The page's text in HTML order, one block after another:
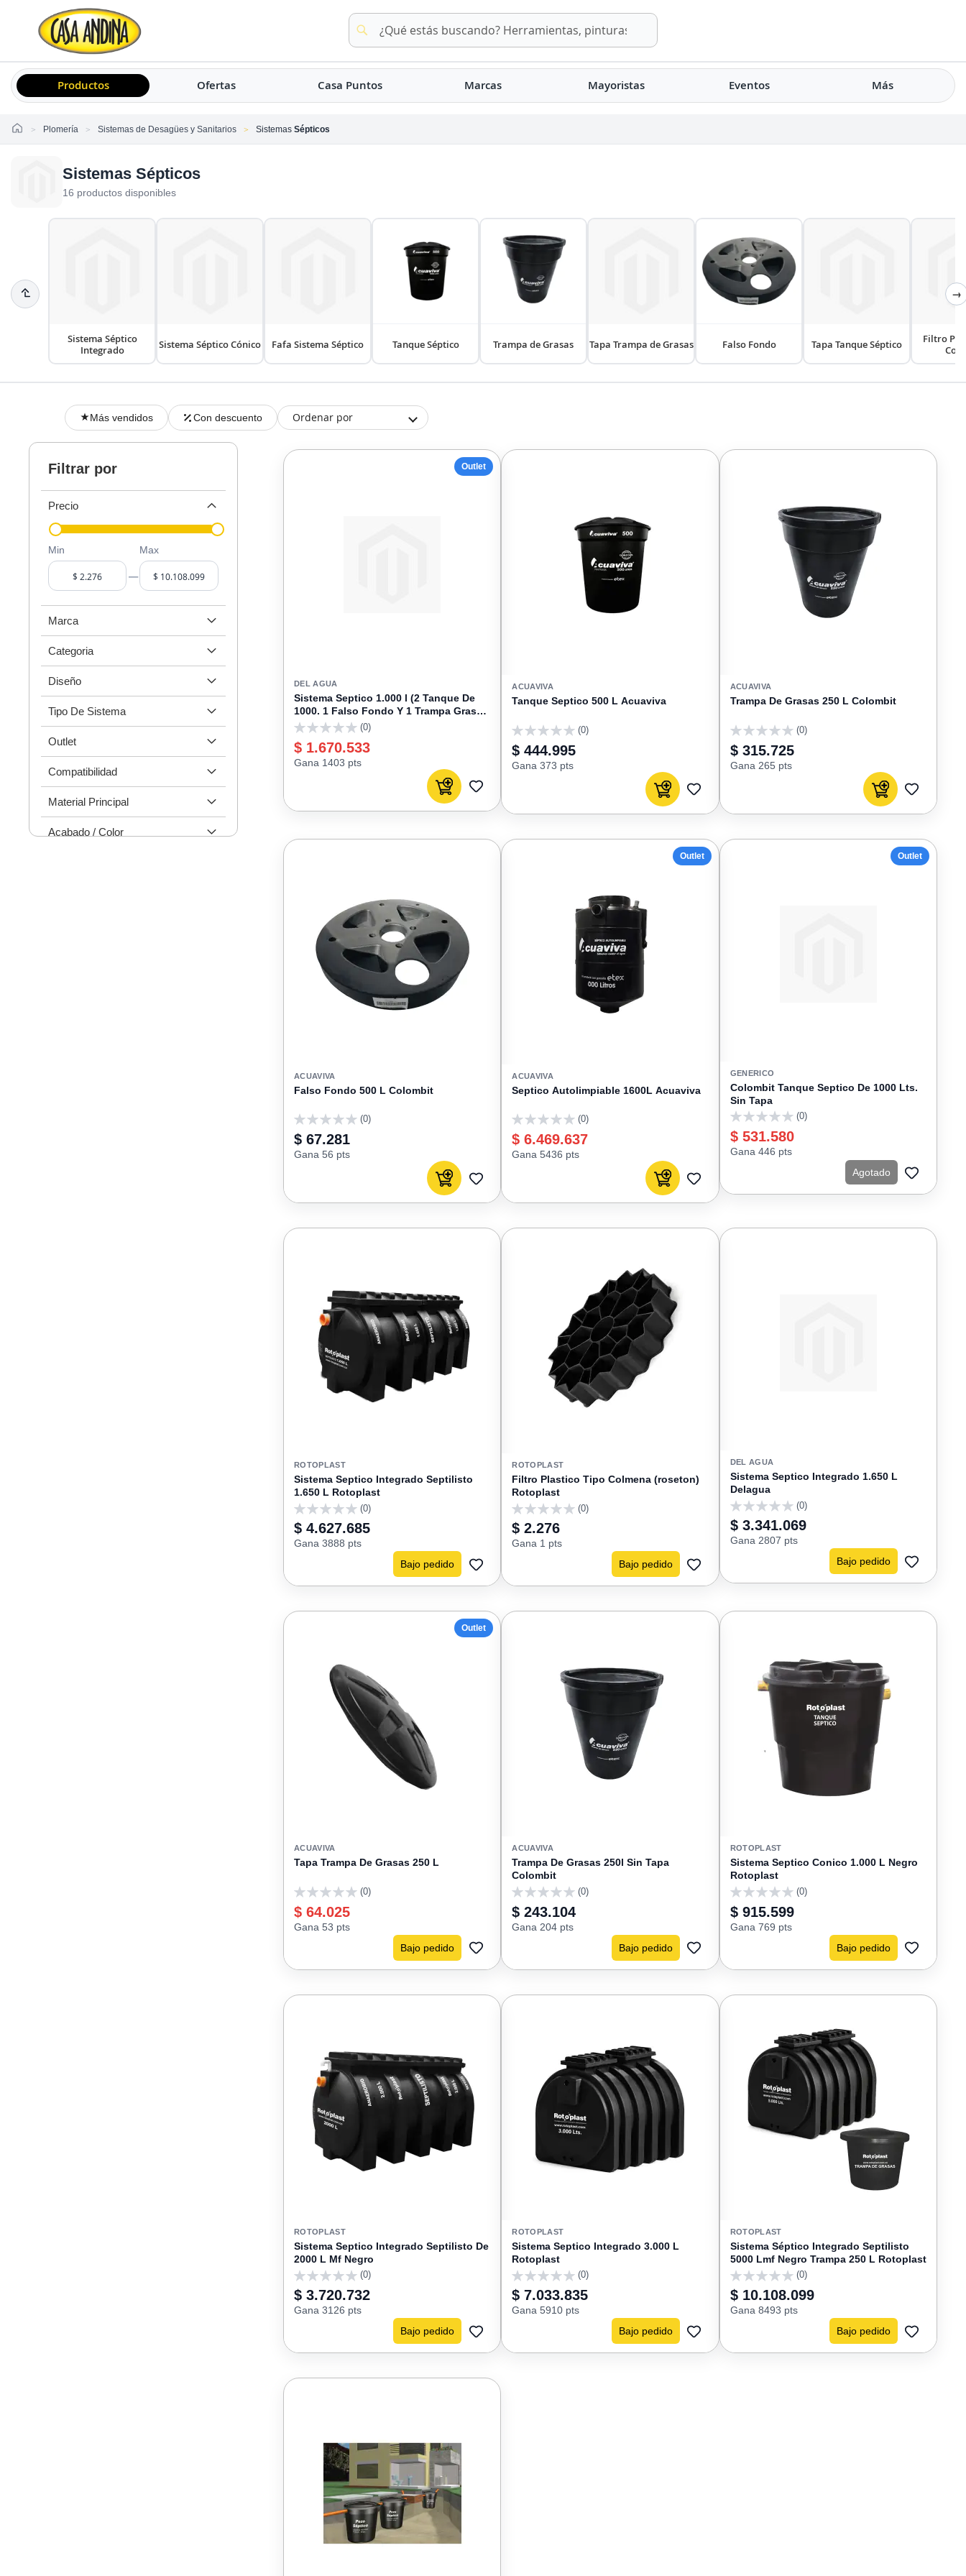
Buscar
Buscar
Productos Ofertas Casa Puntos Marcas Mayoristas Eventos Más
HomePlomería Sistemas de Desagües y Sanitarios Sistemas Sépticos
Sistemas Sépticos
16 productos disponibles
Sistema Séptico
Integrado
Sistema Séptico Cónico Fafa Sistema Séptico Tanque Séptico Trampa de Grasas Tapa Trampa de Grasas Falso Fondo Tapa Tanque Séptico
Filtro
→
Más vendidos Con descuento Ordenar por
Outlet
DEL AGUA
Sistema Septico 1.000 l (2 Tanque De
1000. 1 Falso Fondo Y 1 Trampa Grasas
110 l) Delagua(0)
$ 1.670.533
Gana 1403 pts
Agregar al carrito
AGREGAR
FAVORITOS
ACUAVIVA
Tanque Septico 500 L Acuaviva
(0)
$ 444.995
Gana 373 pts
Agregar al carrito
AGREGAR
FAVORITOS
ACUAVIVA
Trampa De Grasas 250 L Colombit
(0)
$ 315.725
Gana 265 pts
Agregar al carrito
AGREGAR
ACUAVIVA
Falso Fondo 500 L Colombit
0
(0)
$ 67.281
Gana 56 pts
Agregar al carrito
AGREGAR
FAVORITOS
Outlet
ACUAVIVA
Septico Autolimpiable 1600L Acuaviva
0
(0)
$ 6.469.637
Gana 5436 pts
Agregar al carrito
AGREGAR
FAVORITOS
Outlet
GENERICO
Colombit Tanque Septico De 1000 Lts.
Sin Tapa
0
(0)
$ 531.580
Gana 446 pts
Agotado
AGREGAR
ROTOPLAST
Sistema Septico Integrado Septilisto
1.650 L Rotoplast
0
(0)
$ 4.627.685
Gana 3888 pts
Bajo pedido
AGREGAR
FAVORITOS
ROTOPLAST
Filtro Plastico Tipo Colmena (roseton)
Rotoplast
0
(0)
$ 2.276
Gana 1 pts
Bajo pedido
AGREGAR
FAVORITOS
DEL AGUA
Sistema Septico Integrado 1.650 L
Delagua
0
(0)
$ 3.341.069
Gana 2807 pts
Bajo pedido
AGREGAR
Outlet
ACUAVIVA
Tapa Trampa De Grasas 250 L
(0)
$ 64.025
Gana 53 pts
Bajo pedido
AGREGAR
FAVORITOS
ACUAVIVA
Trampa De Grasas 250l Sin Tapa
Colombit
(0)
$ 243.104
Gana 204 pts
Bajo pedido
AGREGAR
FAVORITOS
ROTOPLAST
Sistema Septico Conico 1.000 L Negro
Rotoplast
(0)
$ 915.599
Gana 769 pts
Bajo pedido
AGREGAR
ROTOPLAST
Sistema Septico Integrado Septilisto De
2000 L Mf Negro
0
(0)
$ 3.720.732
Gana 3126 pts
Bajo pedido
AGREGAR
FAVORITOS
ROTOPLAST
Sistema Septico Integrado 3.000 L
Rotoplast
0
(0)
$ 7.033.835
Gana 5910 pts
Bajo pedido
AGREGAR
ROTOPLAST
Sistema Séptico Integrado Septilisto
5000 Lmf Negro Trampa 250 L Rotoplast
0
(0)
$ 10.108.099
Gana 8493 pts
Bajo pedido
AGREGAR
Filtrar por
Precio
Min
–
Max
Marca
Categoria
Diseño
Tipo De Sistema
Outlet
Compatibilidad
Material Principal
Acabado / Color